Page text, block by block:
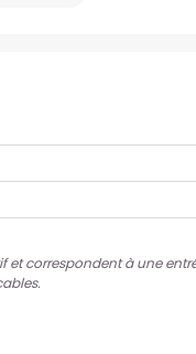
correspondent à une